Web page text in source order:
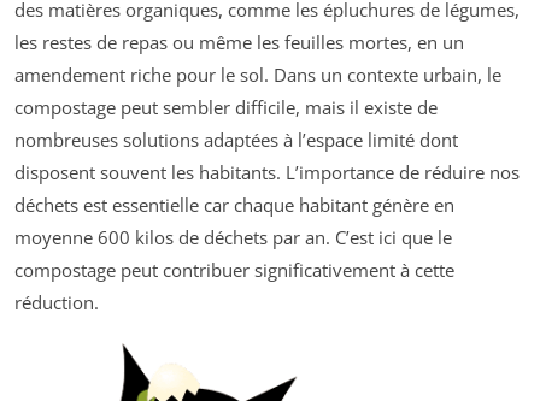
des matières organiques, comme les épluchures de légumes,
les restes de repas ou même les feuilles mortes, en un
amendement riche pour le sol. Dans un contexte urbain, le
compostage peut sembler difficile, mais il existe de
nombreuses solutions adaptées à l’espace limité dont
disposent souvent les habitants. L’importance de réduire nos
déchets est essentielle car chaque habitant génère en
moyenne 600 kilos de déchets par an. C’est ici que le
compostage peut contribuer significativement à cette
réduction.